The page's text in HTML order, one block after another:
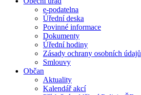
e-podatelna
Úřední deska
Povinné informace
Dokumenty
Úřední hodiny
Zásady ochrany osobních údajů
Smlouvy
Občan
Aktuality
Kalendář akcí